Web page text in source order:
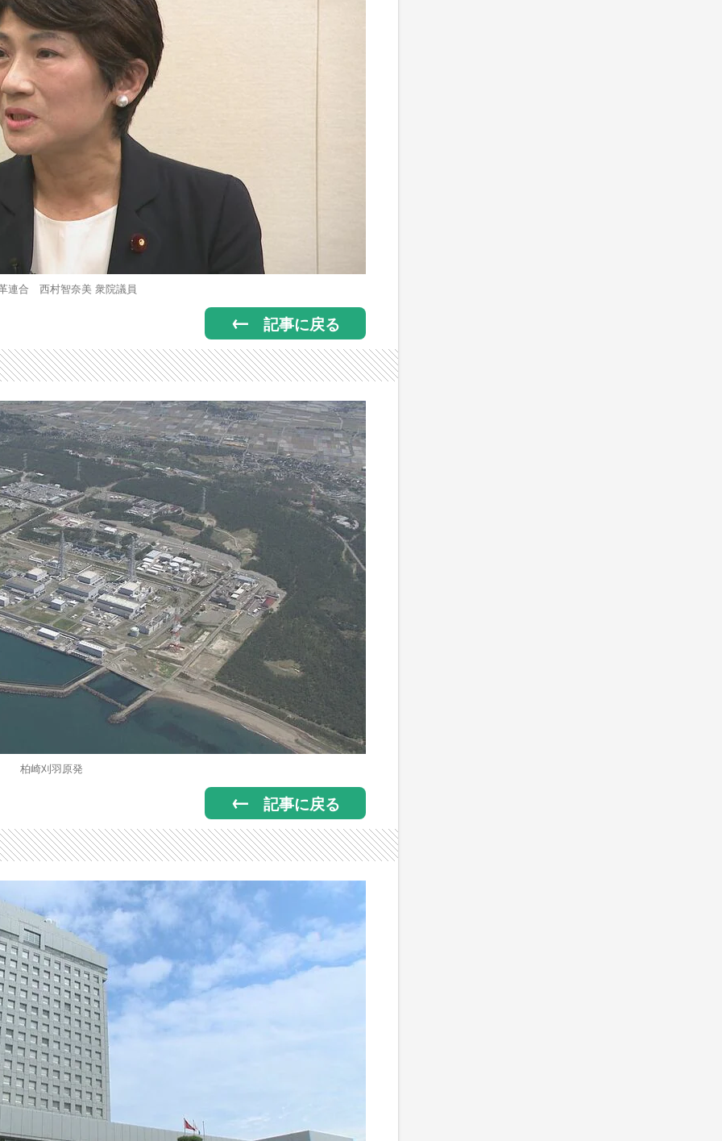
連合 西村智奈美 衆院議員
記事に戻る
柏崎刈羽原発
記事に戻る